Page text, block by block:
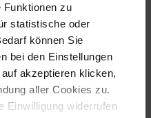
Funktionen zu
statistische oder
können Sie
bei den Einstellungen
akzeptieren klicken,
aller Cookies zu.
Einwilligung widerrufen
GmbH
sich auf Sie
Holz-Aussenanlagen P.